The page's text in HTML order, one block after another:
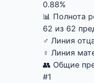
0.88%
📊 Полнота
62 из 62
♂ Линия
♀ Линия
👥 Общие
#1